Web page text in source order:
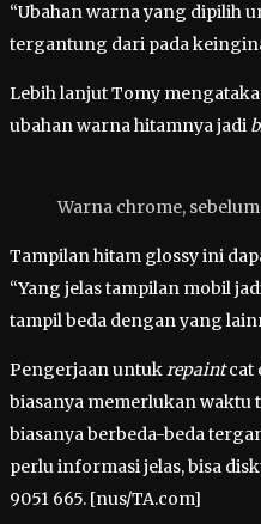
“Ubahan warna yang dipilih
tergantung dari pada
Lebih lanjut Tomy
ubahan warna hitamnya jadi
Warna chrome,
Tampilan hitam glossy ini
“Yang jelas tampilan mobil
tampil beda dengan yang
Pengerjaan untukrepaintcat
biasanya memerlukan waktu
biasanya berbeda-beda
perlu informasi jelas, bisa
9051 665. [nus/TA.com]